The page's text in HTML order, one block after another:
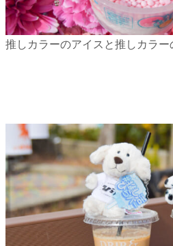
推しカラーのアイスと推しカラ